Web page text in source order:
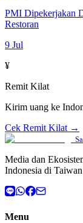
PMI Dipekerjakan
Restoran
9 Jul
¥
Remit Kilat
Kirim uang ke
Cek Remit Kilat →
Media dan
Indonesia di
Menu